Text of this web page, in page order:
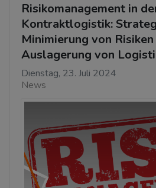
Risikomanagement in
Kontraktlogistik:
Minimierung von
Auslagerung von
Dienstag, 23. Juli 2024
News